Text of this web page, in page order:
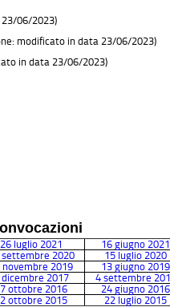
06/2023)
modificato in data 23/06/2023)
in data 23/06/2023)
26 luglio 2021
16 giugno 2021
settembre 2020
15 luglio 2020
novembre 2019
13 giugno 2019
dicembre 2017
4 settembre
ottobre 2016
24 giugno 2016
ottobre 2015 22 luglio 2015